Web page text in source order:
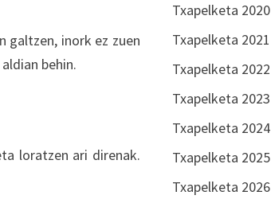
galtzen, inork ez zuen
behin.
loratzen ari direnak.
Txapelketa 2020
Txapelketa 2021
Txapelketa 2022
Txapelketa 2023
Txapelketa 2024
Txapelketa 2025
Txapelketa 2026